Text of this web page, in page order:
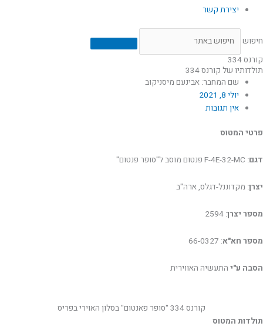
יצירת קשר
חיפוש
קורנס 334
תולדותיו של קורנס 334
שם המחבר: אבינעם מיסניקוב
יולי 8, 2021
אין תגובות
פרטי המטוס
דגם: F-4E-32-MC פנטום מוסב ל"סופר פנטום"
יצרן: מקדוננל-דגלס, ארה"ב
מספר יצרן: 2594
מספר חא"א: 66-0327
הסבה ע"י התעשיה האווירית
קורנס 334 "סופר פאנטום" בסלון האוירי בפריס
תולדות המטוס